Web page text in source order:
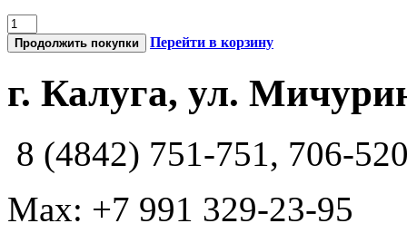
Продолжить покупки Перейти в корзину
г. Калуга, ул.
8 (4842) 751-751, 706-
Max: +7 991 329-23-95